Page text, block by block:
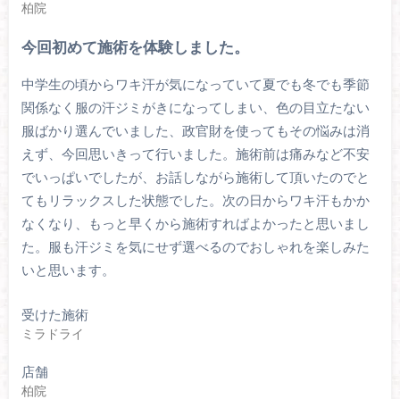
柏院
今回初めて施術を体験しました。
中学生の頃からワキ汗が気になっていて夏でも冬でも季節
関係なく服の汗ジミがきになってしまい、色の目立たない
服ばかり選んでいました、政官財を使ってもその悩みは消
えず、今回思いきって行いました。施術前は痛みなど不安
でいっぱいでしたが、お話しながら施術して頂いたのでと
てもリラックスした状態でした。次の日からワキ汗もかか
なくなり、もっと早くから施術すればよかったと思いまし
た。服も汗ジミを気にせず選べるのでおしゃれを楽しみた
いと思います。
受けた施術
ミラドライ
店舗
柏院